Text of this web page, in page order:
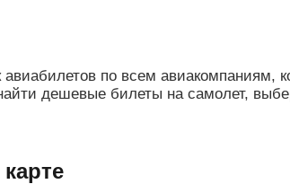
по всем авиакомпаниям,
дешевые билеты на самолет,